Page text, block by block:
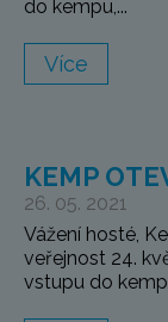
do kempu,...
Více
KEMP
26. 05. 2021
Vážení hosté,
veřejnost 24.
vstupu do